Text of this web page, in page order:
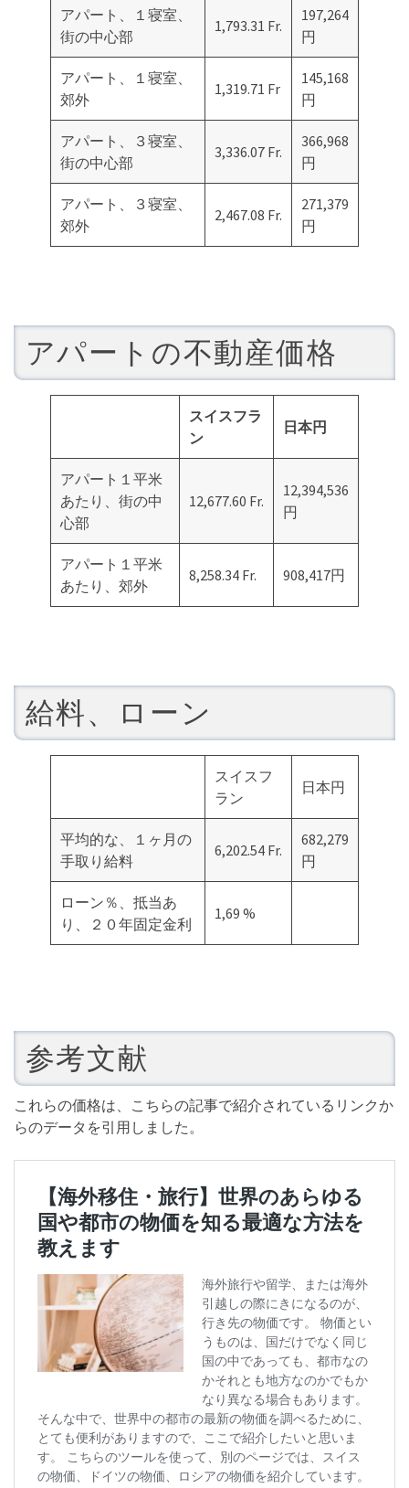
アパート、１寝室、
街の中心部
1,793.31 Fr.
197,264
円
アパート、１寝室、
郊外
1,319.71 Fr
145,168
円
アパート、３寝室、
街の中心部
3,336.07 Fr.
366,968
円
アパート、３寝室、
郊外
2,467.08 Fr.
271,379
円
アパートの不動産価格
スイスフラ
ン
日本円
アパート１平米
あたり、街の中
心部
12,677.60 Fr.
12,394,536
円
アパート１平米
あたり、郊外
8,258.34 Fr. 908,417円
給料、ローン
スイスフ
ラン
日本円
平均的な、１ヶ月の
手取り給料
6,202.54 Fr.
682,279
円
ローン％、抵当あ
り、２０年固定金利
1,69 %
参考文献
これらの価格は、こちらの記事で紹介されているリンクか
らのデータを引用しました。